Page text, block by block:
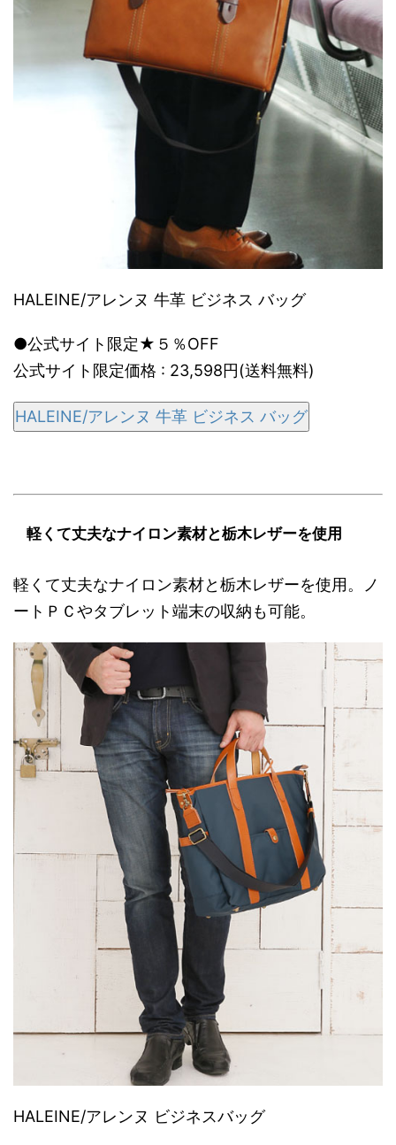
HALEINE/アレンヌ 牛革 ビジネス バッグ
●公式サイト限定★５％OFF
公式サイト限定価格 : 23,598円(送料無料)
HALEINE/アレンヌ 牛革 ビジネス バッグ
軽くて丈夫なナイロン素材と栃木レザーを使用
軽くて丈夫なナイロン素材と栃木レザーを使用。ノ
ートＰＣやタブレット端末の収納も可能。
HALEINE/アレンヌ ビジネスバッグ